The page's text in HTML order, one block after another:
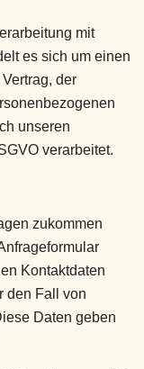
mit
es sich um einen
der
unseren
verarbeitet.
zukommen
Kontaktdaten
den Fall von
Daten geben